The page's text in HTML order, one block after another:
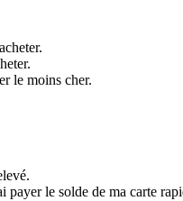
le moins cher.
payer le solde de ma carte